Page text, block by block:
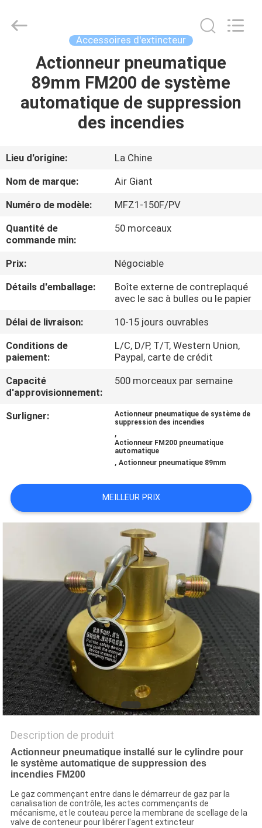
MAISON
PRODUITS
DE
VR
À
PROPOS
DE
D'USINE
CONTRÔLE
DE
QUALITÉ
DEMANDEZ
CITATION
DU
SITE
PRIVACY
POLICY
Giant
Accessoires d'extincteur
Actionneur pneumatique
89mm FM200 de système
automatique de suppression
des incendies
Lieu d'origine:
La Chine
Nom de marque:
Air Giant
Numéro de modèle:
MFZ1-150F/PV
Quantité de
commande min:
50 morceaux
Prix:
Négociable
Détails d'emballage:
Boîte externe de contreplaqué
avec le sac à bulles ou le papier
Délai de livraison:
10-15 jours ouvrables
Conditions de
paiement:
L/C, D/P, T/T, Western Union,
Paypal, carte de crédit
Capacité
d'approvisionnement:
500 morceaux par semaine
Surligner:
Actionneur pneumatique de système de
suppression des incendies
,
Actionneur FM200 pneumatique
automatique
,Actionneur pneumatique 89mm
MEILLEUR PRIX
Description de produit
Actionneur pneumatique installé sur le cylindre pour
le système automatique de suppression des
incendies FM200
Le gaz commençant entre dans le démarreur de gaz par la
canalisation de contrôle, les actes commençants de
mécanisme, et le couteau perce la membrane de scellage de la
valve de conteneur pour libérer l'agent extincteur